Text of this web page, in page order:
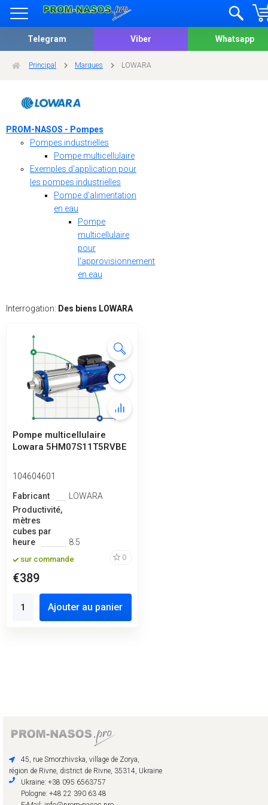
Telegram Viber Whatsapp
Principal Marques LOWARA
PROM-NASOS - Pompes
Pompes industrielles
Pompe multicellulaire
Exemples d'application pour
les pompes industrielles
Pompe d'alimentation
en eau
Pompe
multicellulaire
pour
l'approvisionnement
en eau
Interrogation: Des biens LOWARA
Pompe multicellulaire
Lowara 5HM07S11T5RVBE
104604601
Fabricant
LOWARA
Productivité,
mètres
cubes par
heure
8.5
sur commande 0
€389
Ajouter au panier
45, rue Smorzhivska, village de Zorya,
région de Rivne, district de Rivne, 35314, Ukraine
Ukraine: +38 095 6563757
Pologne: +48 22 390 63 48